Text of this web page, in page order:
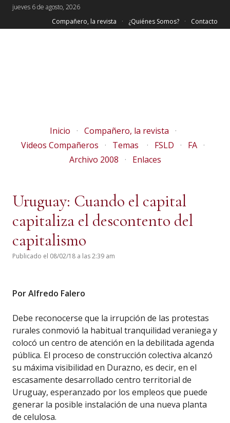
jueves 6 de agosto, 2026
Compañero, la revista
¿Quiénes Somos? Contacto
Inicio
Compañero, la revista
Videos Compañeros
Temas FSLD
FA
Archivo 2008
Enlaces
Uruguay: Cuando el capital
capitaliza el descontento del
capitalismo
Publicado el 08/02/18 a las 2:39 am
Por Alfredo Falero
Debe reconocerse que la irrupción de las protestas
rurales conmovió la habitual tranquilidad veraniega y
colocó un centro de atención en la debilitada agenda
pública. El proceso de construcción colectiva alcanzó
su máxima visibilidad en Durazno, es decir, en el
escasamente desarrollado centro territorial de
Uruguay, esperanzado por los empleos que puede
generar la posible instalación de una nueva planta
de celulosa.